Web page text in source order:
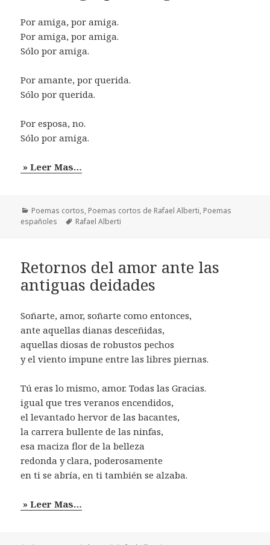
Por amiga, por amiga.
Por amiga, por amiga.
Sólo por amiga.
Por amante, por querida.
Sólo por querida.
Por esposa, no.
Sólo por amiga.
» Leer Mas…
Categorías
Poemas cortos, Poemas cortos de Rafael Alberti, Poemas
españoles
Etiquetas
Rafael Alberti
Retornos del amor ante las
antiguas deidades
Soñarte, amor, soñarte como entonces,
ante aquellas dianas desceñidas,
aquellas diosas de robustos pechos
y el viento impune entre las libres piernas.
Tú eras lo mismo, amor. Todas las Gracias.
igual que tres veranos encendidos,
el levantado hervor de las bacantes,
la carrera bullente de las ninfas,
esa maciza flor de la belleza
redonda y clara, poderosamente
en ti se abría, en ti también se alzaba.
» Leer Mas…